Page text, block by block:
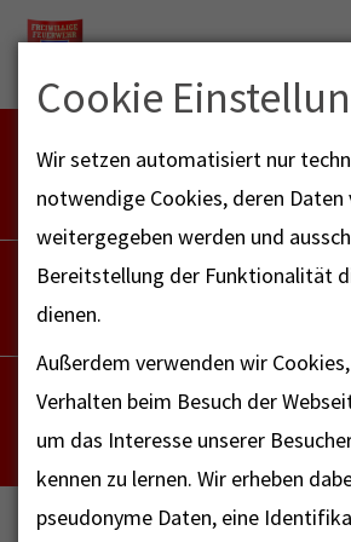
FEUERWEHR NOTFALL-
112
POLIZEI
NOTRUF - FAX FÜR
112
Cookie
Wir setzen automatisiert nur
notwendige Cookies, deren Daten
weitergegeben werden und
Bereitstellung der Funktionalität
dienen.
Außerdem verwenden wir
Verhalten beim Besuch der
um das Interesse unserer
kennen zu lernen. Wir erheben
pseudonyme Daten, eine